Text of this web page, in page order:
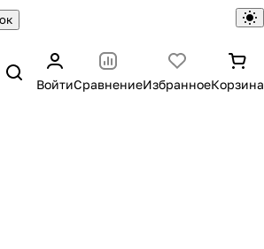
ВойтиСравнениеИзбранноеКорзина